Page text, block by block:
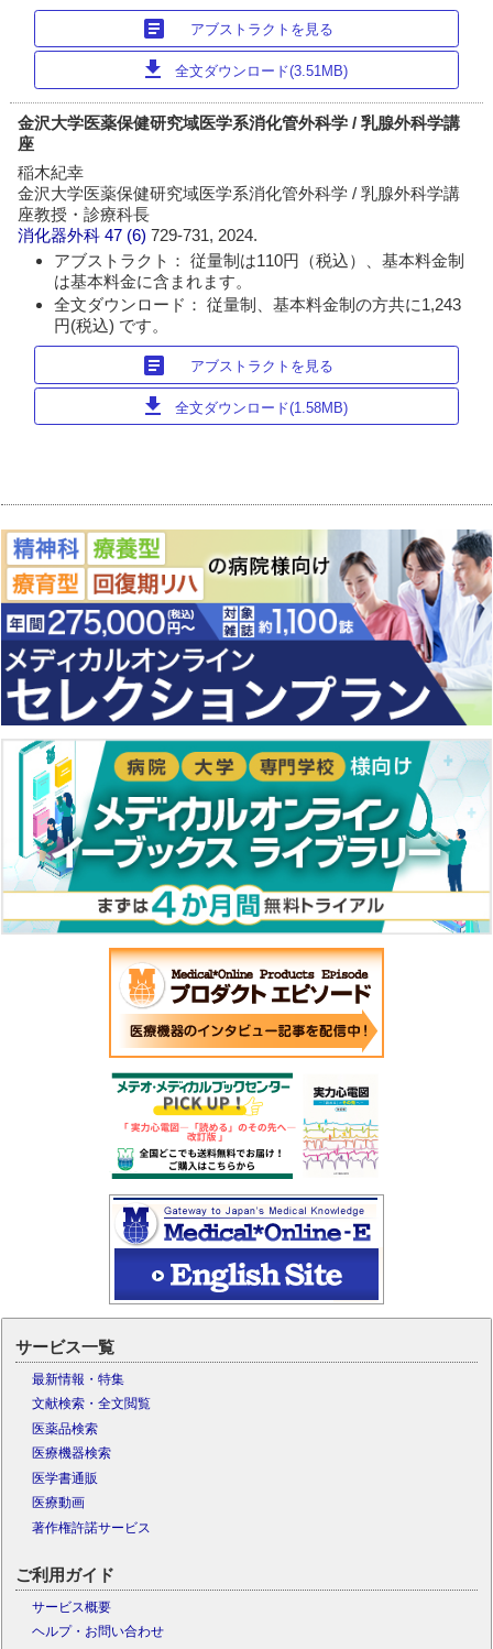
article アブストラクトを見る
download 全文ダウンロード(3.51MB)
金沢大学医薬保健研究域医学系消化管外科学 / 乳腺外科学講
座
稲木紀幸
金沢大学医薬保健研究域医学系消化管外科学 / 乳腺外科学講
座教授・診療科長
消化器外科 47 (6)729-731, 2024.
アブストラクト： 従量制は110円（税込）、基本料金制
は基本料金に含まれます。
全文ダウンロード： 従量制、基本料金制の方共に1,243
円(税込) です。
article アブストラクトを見る
download 全文ダウンロード(1.58MB)
サービス一覧
最新情報・特集
文献検索・全文閲覧
医薬品検索
医療機器検索
医学書通販
医療動画
著作権許諾サービス
ご利用ガイド
サービス概要
ヘルプ・お問い合わせ